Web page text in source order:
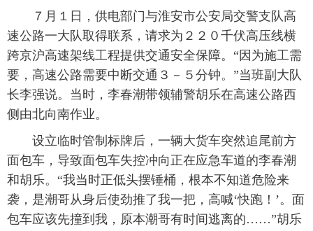
７月１日，供电部门与淮安市公安局交警支队高
速公路一大队取得联系，请求为２２０千伏高压线横
跨京沪高速架线工程提供交通安全保障。“因为施工需
要，高速公路需要中断交通３－５分钟。”当班副大队
长李强说。当时，李春潮带领辅警胡乐在高速公路西
侧由北向南作业。
设立临时管制标牌后，一辆大货车突然追尾前方
面包车，导致面包车失控冲向正在应急车道的李春潮
和胡乐。“我当时正低头摆锤桶，根本不知道危险来
袭，是潮哥从身后使劲推了我一把，高喊‘快跑！’。面
包车应该先撞到我，原本潮哥有时间逃离的……”胡乐